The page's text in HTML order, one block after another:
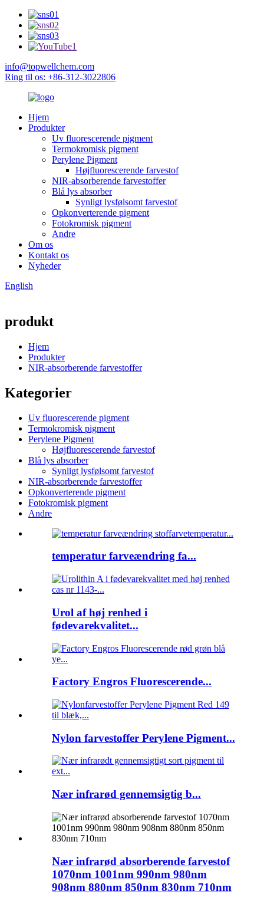
info@topwellchem.com
Ring til os: +86-312-3022806
Hjem
Produkter
Uv fluorescerende pigment
Termokromisk pigment
Perylene Pigment
Højfluorescerende farvestof
NIR-absorberende farvestoffer
Blå lys absorber
Synligt lysfølsomt farvestof
Opkonverterende pigment
Fotokromisk pigment
Andre
Om os
Kontakt os
Nyheder
English
produkt
Hjem
Produkter
NIR-absorberende farvestoffer
Kategorier
Uv fluorescerende pigment
Termokromisk pigment
Perylene Pigment
Højfluorescerende farvestof
Blå lys absorber
Synligt lysfølsomt farvestof
NIR-absorberende farvestoffer
Opkonverterende pigment
Fotokromisk pigment
Andre
temperatur farveændring fa...
Urol af høj renhed i
fødevarekvalitet...
Factory Engros Fluorescerende...
Nylon farvestoffer Perylene Pigment...
Nær infrarød gennemsigtig b...
Nær infrarød absorberende farvestof
1070nm 1001nm 990nm 980nm
908nm 880nm 850nm 830nm 710nm